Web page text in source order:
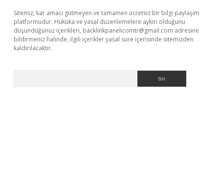
Sitemiz, kar amacı gütmeyen ve tamamen ücretsiz bir bilgi paylaşım
platformudur. Hukuka ve yasal düzenlemelere aykırı olduğunu
düşündüğünüz içerikleri, backlinkpanelicomtr@gmail.com adresine
bildirmeniz halinde, ilgili içerikler yasal süre içerisinde sitemizden
kaldırılacaktır.